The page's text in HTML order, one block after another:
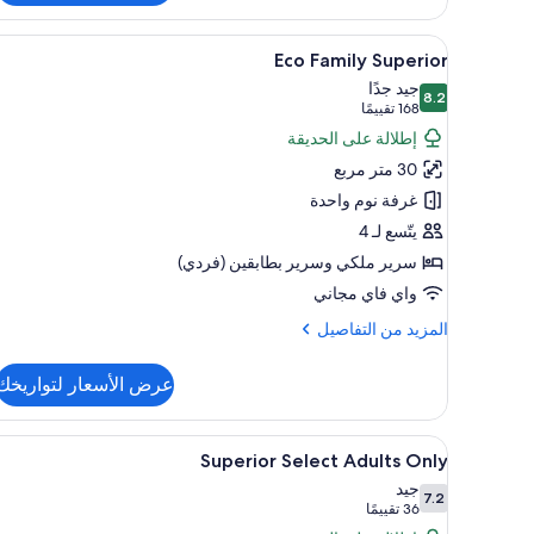
Pool
View
Superior
استعراض
جميع
صور
Eco
Family
Superior
عناصر مجانية داخل الميني بار
9
Eco Family Superior
8.28.2 من 10
جيد جدًا
168 تقييمًا
(168
تقييمًا)
إطلالة على الحديقة
30 متر مربع
غرفة نوم واحدة
يتّسع لـ 4
سرير ملكي‫‬ وسرير بطابقين (فردي)
واي فاي مجاني
المزيد من التفاصيل
المزيد
Eco
Family
Superior
عرض الأسعار
استعراض
جميع
صور
عناصر مجانية داخل الميني بار
5
Superior Select Adults Only
7.27.2 من 10
جيد
36 تقييمًا
(36